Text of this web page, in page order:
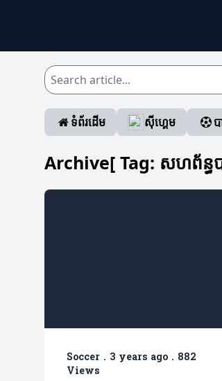
ទំព័រដើម ស៊ីហ្គេម
Archive[ Tag: សហព័ន្ធ
Soccer . 3 years ago . 882
Views